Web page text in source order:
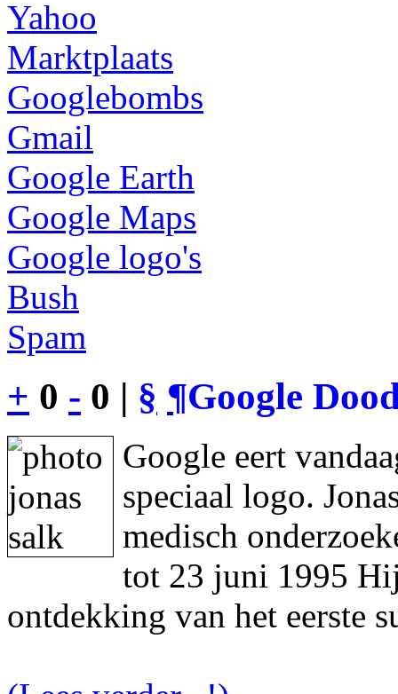
Yahoo
Marktplaats
Googlebombs
Gmail
Google Earth
Google Maps
Google logo's
Bush
Spam
+ 0 - 0 | § ¶Google
Google eert
speciaal logo.
medisch
tot 23 juni 1995
ontdekking van het eerste